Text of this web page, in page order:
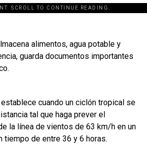
SCROLL TO CONTINUE READING.
alimentos, agua potable y
guarda documentos importantes
establece cuando un ciclón tropical se
tal que haga prever el
la línea de vientos de 63 km/h en un
tiempo de entre 36 y 6 horas.